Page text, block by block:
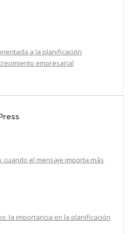
a la planificación
empresarial
cuando el mensaje importa más
la importancia en la planificación